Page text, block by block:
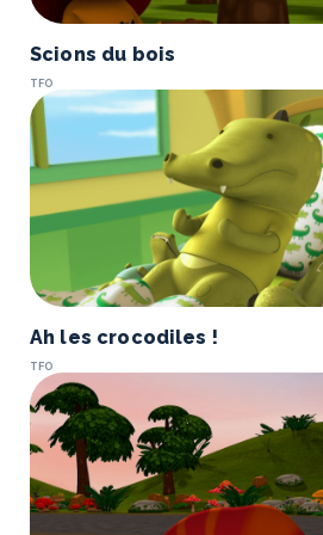
Scions du bois
TFO
Ah les crocodiles !
TFO